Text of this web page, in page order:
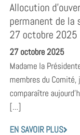
Allocution
permanent de la
27 octobre 2025
27 octobre 2025
Madame la
membres du Comité,
comparaître
[...]
EN SAVOIR PLUS